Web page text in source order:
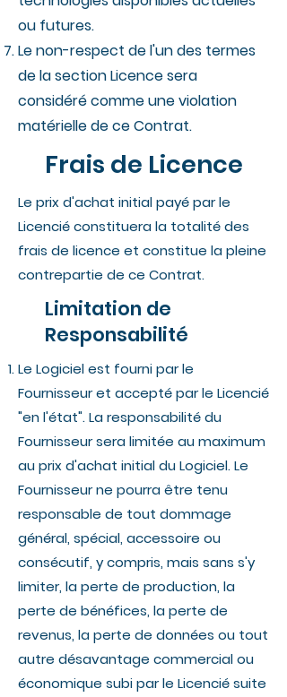
ou futures.
Le non-respect de l'un des termes
de la section Licence sera
considéré comme une violation
matérielle de ce Contrat.
Frais de Licence
Le prix d'achat initial payé par le
Licencié constituera la totalité des
frais de licence et constitue la pleine
contrepartie de ce Contrat.
Limitation de
Responsabilité
Le Logiciel est fourni par le
Fournisseur et accepté par le Licencié
"en l'état". La responsabilité du
Fournisseur sera limitée au maximum
au prix d'achat initial du Logiciel. Le
Fournisseur ne pourra être tenu
responsable de tout dommage
général, spécial, accessoire ou
consécutif, y compris, mais sans s'y
limiter, la perte de production, la
perte de bénéfices, la perte de
revenus, la perte de données ou tout
autre désavantage commercial ou
économique subi par le Licencié suite